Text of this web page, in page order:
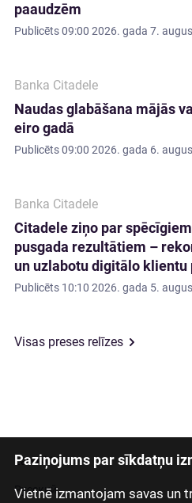
Paziņojums par sīkdatņu
Vietnē izmantojam savas un
paaudzēm
Publicēts09:00 2026. gada 7.
Banka Citadele
Naudas glabāšana mājās
eiro gadā
Publicēts09:00 2026. gada 6.
Banka Citadele
Citadele ziņo par
pusgada rezultātiem –
un uzlabotu digitālo klientu
Publicēts 10:10 2026. gada 5.
Visas preses relīzes
Latviski
Русский